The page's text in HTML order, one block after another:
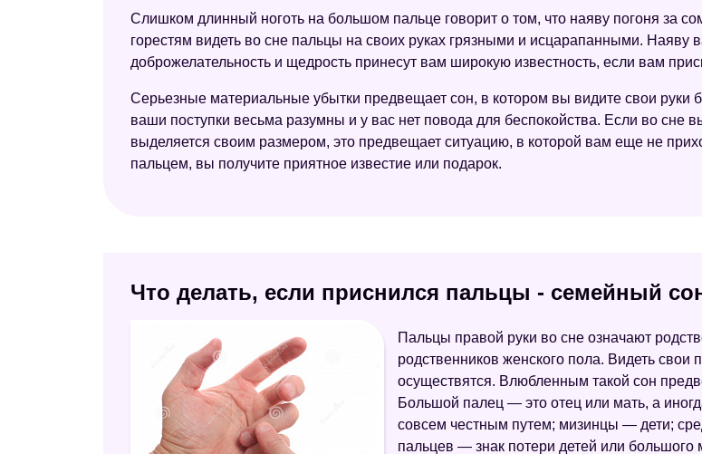
Слишком длинный ноготь на большом пальце говорит о том, что наяву погоня за
горестям видеть во сне пальцы на своих руках грязными и исцарапанными. Наяву
доброжелательность и щедрость принесут вам широкую известность, если вам
Серьезные материальные убытки предвещает сон, в котором вы видите свои
ваши поступки весьма разумны и у вас нет повода для беспокойства. Если во сне
выделяется своим размером, это предвещает ситуацию, в которой вам еще не
пальцем, вы получите приятное известие или подарок.
Что делать, если приснился пальцы - семейный
Пальцы правой руки во сне означают
родственников женского пола. Видеть
осуществятся. Влюбленным такой сон
Большой палец — это отец или мать, а
совсем честным путем; мизинцы — дети;
пальцев — знак потери детей или большого